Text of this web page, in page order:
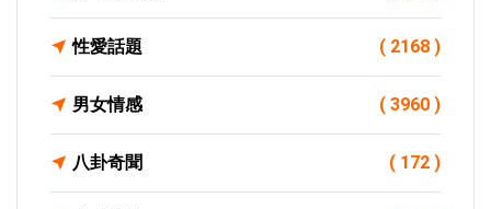
性愛話題 ( 2168 )
男女情感 ( 3960 )
八卦奇聞 ( 172 )